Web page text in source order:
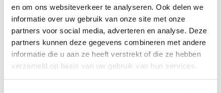
en om ons websiteverkeer te analyseren. Ook delen we
informatie over uw gebruik van onze site met onze
partners voor social media, adverteren en analyse. Deze
partners kunnen deze gegevens combineren met andere
informatie die u aan ze heeft verstrekt of die ze hebben
verzameld op basis van uw gebruik van hun services.
Contactformulier